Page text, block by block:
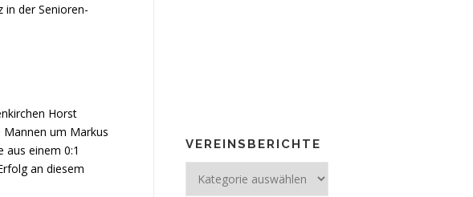
in der Senioren-
Horst
um Markus
aus einem 0:1
an diesem
VEREINSBERICHTE